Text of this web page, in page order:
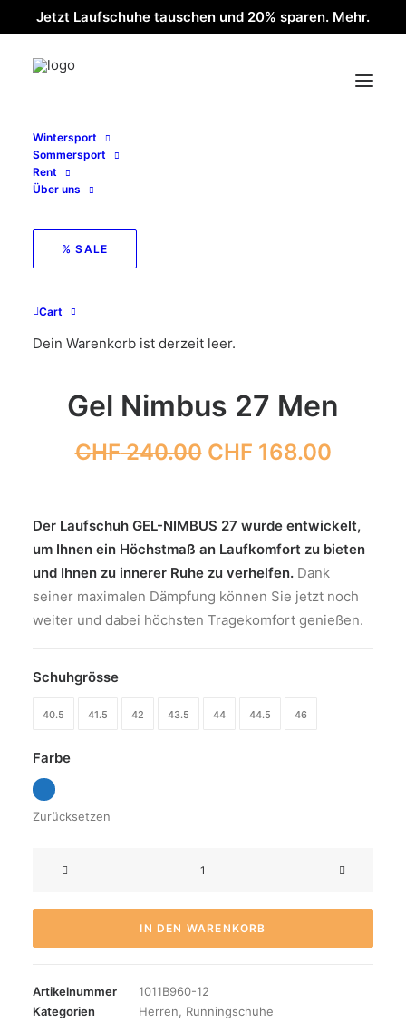
Jetzt Laufschuhe tauschen und 20% sparen. Mehr.
Wintersport
Sommersport
Rent
Über uns
% SALE
Cart
Dein Warenkorb ist derzeit leer.
Gel Nimbus 27 Men
CHF240.00 Ursprünglicher
CHF 240.00
CHF 168.00
CHF
Der Laufschuh GEL-NIMBUS 27 wurde entwickelt,
um Ihnen ein Höchstmaß an Laufkomfort zu bieten
und Ihnen zu innerer Ruhe zu verhelfen. Dank
seiner maximalen Dämpfung können Sie jetzt noch
weiter und dabei höchsten Tragekomfort genießen.
Schuhgrösse
40.5 41.5 42 43.5 44 44.5 46
Farbe
Zurücksetzen
27
Menge
IN DEN WARENKORB
Artikelnummer
1011B960-12
Kategorien
Herren
Runningschuhe